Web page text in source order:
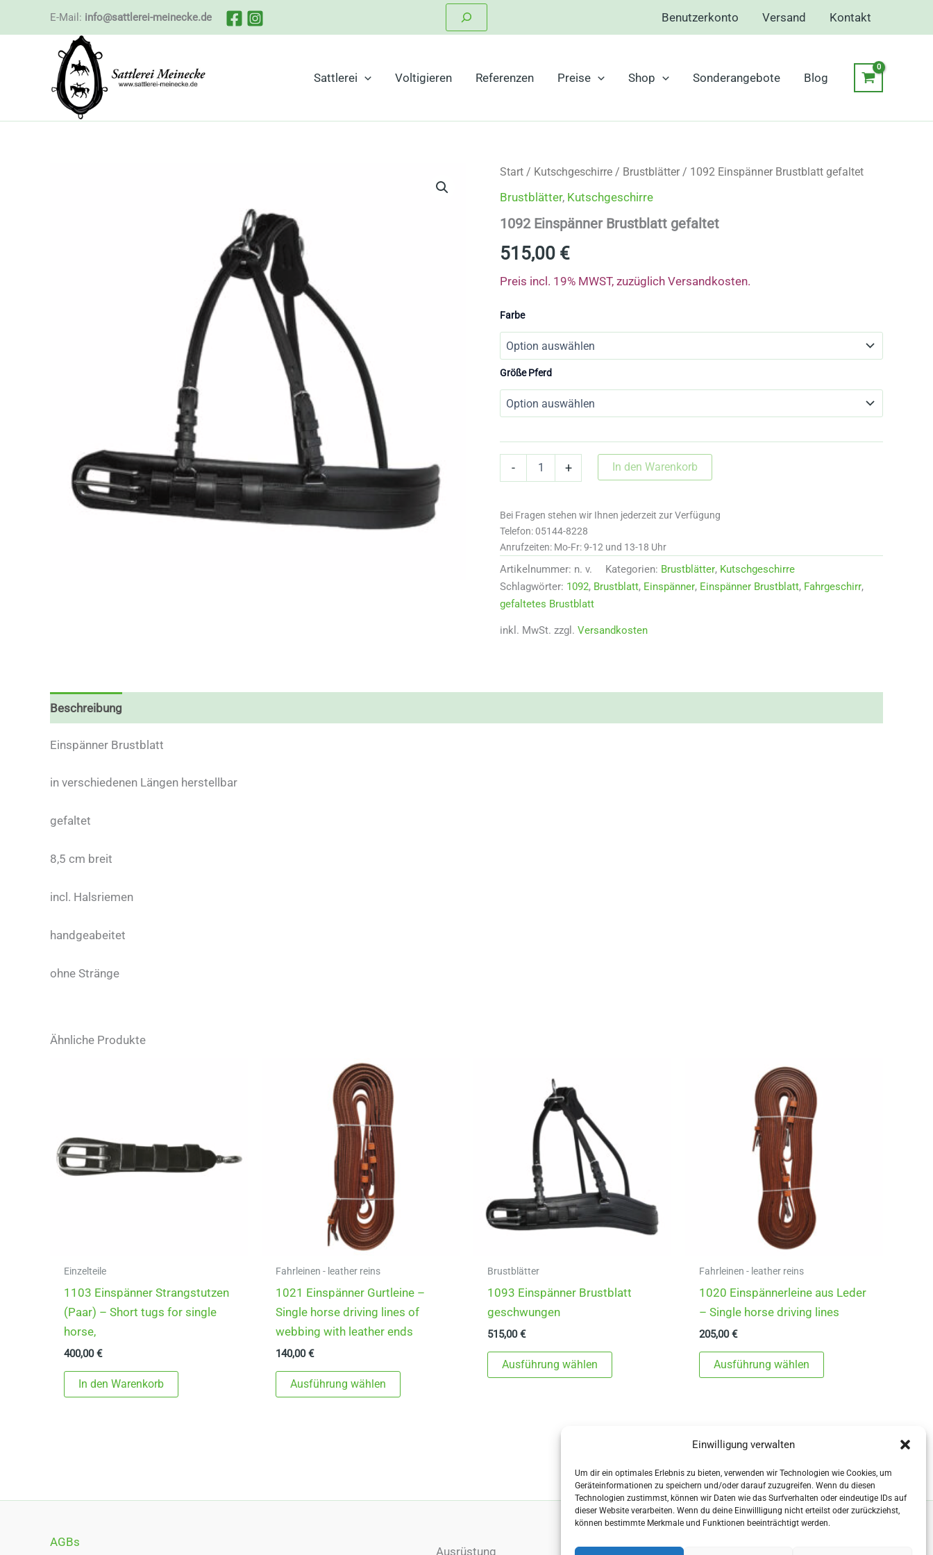
Einwilligung verwalten
Um dir ein optimales Erlebnis zu bieten, verwenden wir Technologien wie Cookies, um
Geräteinformationen zu speichern und/oder darauf zuzugreifen. Wenn du diesen
Technologien zustimmst, können wir Daten wie das Surfverhalten oder eindeutige IDs auf
dieser Website verarbeiten. Wenn du deine Einwillligung nicht erteilst oder zurückziehst,
können bestimmte Merkmale und Funktionen beeinträchtigt werden.
E-Mail: info@sattlerei-meinecke.de Benutzerkonto Versand Kontakt
Sattlerei Voltigieren Referenzen Preise Shop Sonderangebote Blog
Start / Kutschgeschirre / Brustblätter / 1092 Einspänner Brustblatt gefaltet
Brustblätter, Kutschgeschirre
1092 Einspänner Brustblatt gefaltet
515,00 €
Preis incl. 19% MWST, zuzüglich Versandkosten.
Farbe
Größe Pferd
-
Einspänner
Menge
+ In den Warenkorb
Bei Fragen stehen wir Ihnen jederzeit zur Verfügung
Telefon: 05144-8228
Anrufzeiten: Mo-Fr: 9-12 und 13-18 Uhr
Artikelnummer: n. v. Kategorien: Brustblätter, Kutschgeschirre
Schlagwörter: 1092, Brustblatt, Einspänner, Einspänner Brustblatt, Fahrgeschirr,
gefaltetes Brustblatt
inkl. MwSt. zzgl. Versandkosten
Beschreibung
Einspänner Brustblatt
in verschiedenen Längen herstellbar
gefaltet
8,5 cm breit
incl. Halsriemen
handgeabeitet
ohne Stränge
Ähnliche Produkte
Einzelteile
1103 Einspänner Strangstutzen
(Paar) – Short tugs for single
horse,
400,00€
In den Warenkorb
Fahrleinen - leather reins
1021 Einspänner Gurtleine –
Single horse driving lines of
webbing with leather ends
140,00€
Ausführung wählen
Dieses
Produkt
Brustblätter
1093 Einspänner Brustblatt
geschwungen
515,00€
Ausführung wählen
Dieses
Produkt
Die
Optionen
können
auf
der
Fahrleinen - leather reins
1020 Einspännerleine aus Leder
– Single horse driving lines
205,00€
Ausführung wählen
Dieses
Produkt
Die
Optionen
können
auf
AGBs
Ausrüstung